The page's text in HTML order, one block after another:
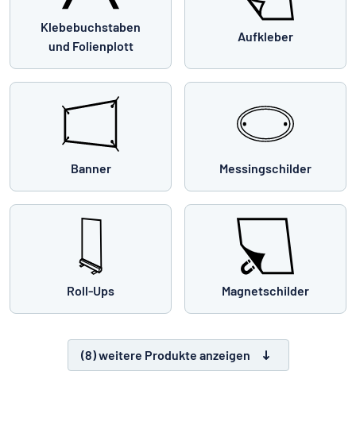
Klebebuchstaben
und Folienplott
Aufkleber
Banner Messingschilder
Roll-Ups Magnetschilder
(8) weitere Produkte anzeigen